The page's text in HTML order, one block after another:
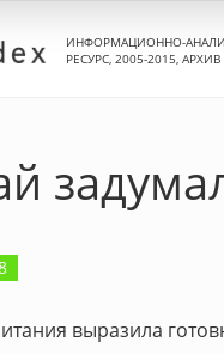
ИНФОРМАЦИОННО-
РЕСУРС, 2005-2015, АРХИВ
выразила